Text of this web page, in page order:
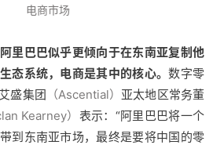
电商市场
阿里巴巴似乎更倾向于在东南亚复制他
态系统，电商是其中的核心。数字零
盛集团 （Ascential） 亚太地区常务董
Kearney） 表示：“阿里巴巴将一个
到东南亚市场，最终是要将中国的零